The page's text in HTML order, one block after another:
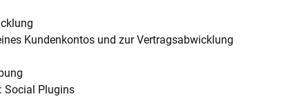
Kundenkontos und zur Vertragsabwicklung
Social Plugins